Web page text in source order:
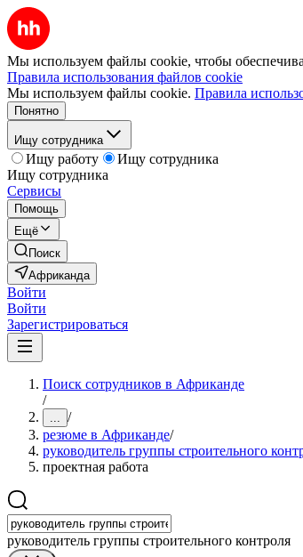
Мы используем файлы cookie, чтобы
Правила использования файлов cookie
Мы используем файлы cookie. Правила
Понятно
Ищу сотрудника
Ищу работу
Ищу сотрудника
Ищу сотрудника
Сервисы
Помощь
Ещё
Поиск
Африканда
Войти
Войти
Зарегистрироваться
Поиск сотрудников в Африканде
/
... /
резюме в Африканде/
руководитель группы строительного
проектная работа
руководитель группы строительного контроля